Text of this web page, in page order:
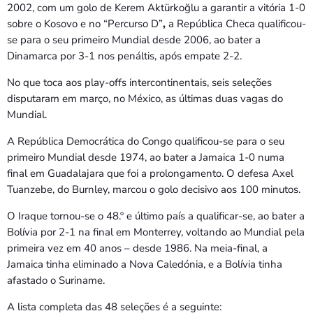
2002, com um golo de Kerem Aktürkoğlu a garantir a vitória 1-0
sobre o Kosovo e no “Percurso D”,a República Checa qualificou-
se para o seu primeiro Mundial desde 2006, ao bater a
Dinamarca por 3-1 nos penáltis, após empate 2-2.
No que toca aos play-offs intercontinentais, seis seleções
disputaram em março, no México, as últimas duas vagas do
Mundial.
A República Democrática do Congo qualificou-se para o seu
primeiro Mundial desde 1974, ao bater a Jamaica 1-0 numa
final em Guadalajara que foi a prolongamento. O defesa Axel
Tuanzebe, do Burnley, marcou o golo decisivo aos 100 minutos.
O Iraque tornou-se o 48.º e último país a qualificar-se, ao bater a
Bolívia por 2-1 na final em Monterrey, voltando ao Mundial pela
primeira vez em 40 anos – desde 1986. Na meia-final, a
Jamaica tinha eliminado a Nova Caledónia, e a Bolívia tinha
afastado o Suriname.
A lista completa das 48 seleções é a seguinte: